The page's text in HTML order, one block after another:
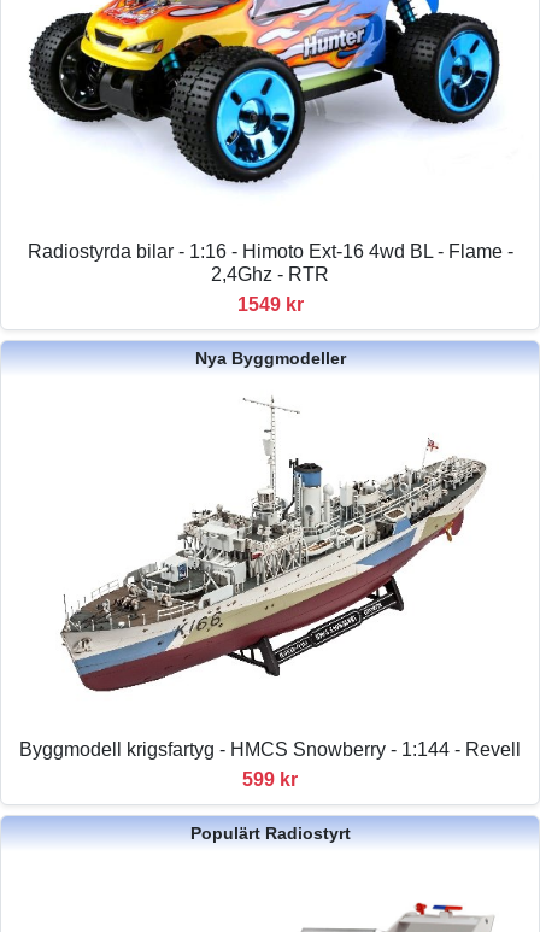
Radiostyrda bilar - 1:16 - Himoto Ext-16 4wd BL - Flame -
2,4Ghz - RTR
1549 kr
Nya Byggmodeller
Byggmodell krigsfartyg - HMCS Snowberry - 1:144 - Revell
599 kr
Populärt Radiostyrt